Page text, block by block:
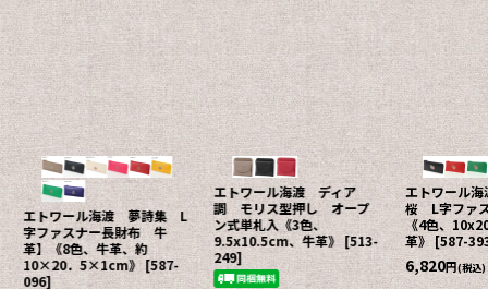
エトワール海渡 ディア
調 モリス型押し オープ
ン式単札入《3色、
9.5x10.5cm、牛革》 [513-
249]
エトワール海渡 夢詩集
桜 L字ファスナー長財布
《4色、10x20x1cm、牛
革》[587-393]
6,820円(税込)
エトワール
調 モリス型
小銭入れ《3
製》 [515-026